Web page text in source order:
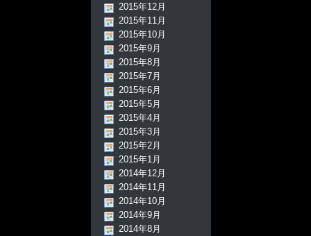
2015年12月
2015年11月
2015年10月
2015年9月
2015年8月
2015年7月
2015年6月
2015年5月
2015年4月
2015年3月
2015年2月
2015年1月
2014年12月
2014年11月
2014年10月
2014年9月
2014年8月